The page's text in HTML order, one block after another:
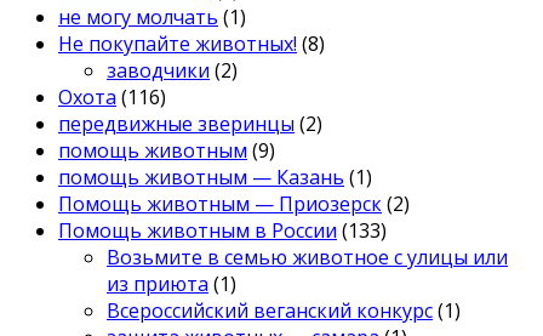
не могу молчать (1)
Не покупайте животных! (8)
заводчики (2)
Охота (116)
передвижные зверинцы (2)
помощь животным (9)
помощь животным — Казань (1)
Помощь животным — Приозерск(2)
Помощь животным в России (133)
Возьмите в семью животное с улицы или
из приюта (1)
Всероссийский веганский конкурс(1)